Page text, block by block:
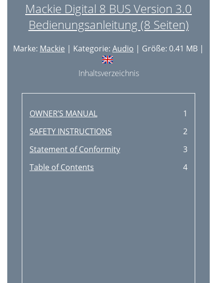
Mackie Digital 8 BUS Version 3.0
Bedienungsanleitung (8 Seiten)
Marke: Mackie | Kategorie: Audio | Größe: 0.41 MB |
Inhaltsverzeichnis
OWNER’S MANUAL
1
SAFETY INSTRUCTIONS
2
Statement of Conformity
3
Table of Contents
4